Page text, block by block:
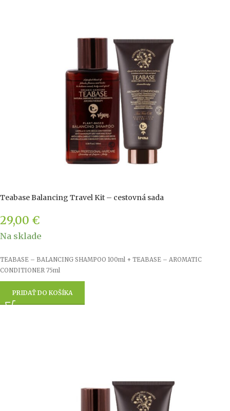
Teabase Balancing Travel Kit – cestovná sada
29,00 €
Na sklade
TEABASE – BALANCING SHAMPOO 100ml + TEABASE – AROMATIC
CONDITIONER 75ml
PRIDAŤ DO KOŠÍKA